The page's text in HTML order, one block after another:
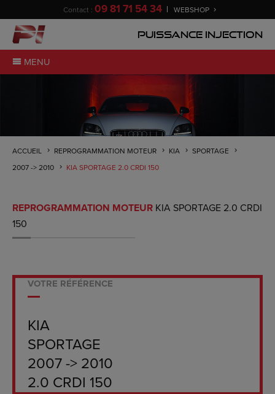
Contact : 09 81 71 54 34 WEBSHOP
Puissance Injection
MENU
ACCUEIL REPROGRAMMATION MOTEUR KIA
SPORTAGE
2007 -> 2010
KIA SPORTAGE 2.0 CRDI 150
REPROGRAMMATION MOTEUR KIA SPORTAGE 2.0 CRDI
150
VOTRE RÉFÉRENCE
KIA
SPORTAGE
2007 -> 2010
2.0 CRDI 150